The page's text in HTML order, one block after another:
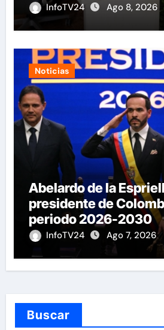
InfoTV24 Ago 8, 2026
Noticias
Abelardo de la
presidente de
periodo 2026-2030
InfoTV24 Ago 7, 2026
Buscar